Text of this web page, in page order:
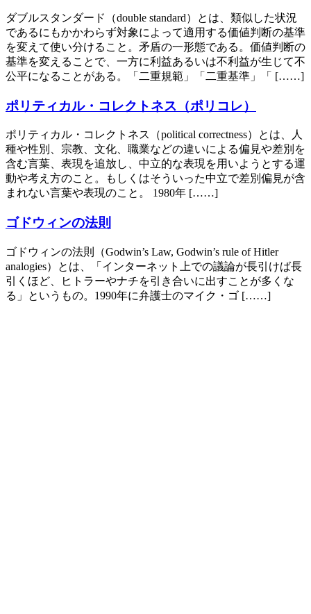
ダブルスタンダード（double standard）とは、類似した状況
であるにもかかわらず対象によって適用する価値判断の基準
を変えて使い分けること。矛盾の一形態である。価値判断の
基準を変えることで、一方に利益あるいは不利益が生じて不
公平になることがある。「二重規範」「二重基準」「 [……]
ポリティカル・コレクトネス（ポリコレ）
ポリティカル・コレクトネス（political correctness）とは、人
種や性別、宗教、文化、職業などの違いによる偏見や差別を
含む言葉、表現を追放し、中立的な表現を用いようとする運
動や考え方のこと。もしくはそういった中立で差別偏見が含
まれない言葉や表現のこと。 1980年 [……]
ゴドウィンの法則
ゴドウィンの法則（Godwin’s Law, Godwin’s rule of Hitler
analogies）とは、「インターネット上での議論が長引けば長
引くほど、ヒトラーやナチを引き合いに出すことが多くな
る」というもの。1990年に弁護士のマイク・ゴ [……]